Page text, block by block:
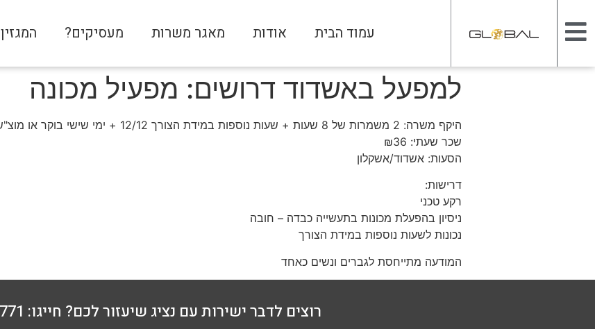
עמוד הבית אודות מאגר משרות מעסיקים? המגזין
למפעל באשדוד דרושים: מפעיל מכונה
היקף משרה: 2 משמרות של 8 שעות + שעות נוספות במידת הצורך 12/12 + ימי שישי בוקר או מוצ"ש במידת הצורך.
שכר שעתי: ₪36
הסעות: אשדוד/אשקלון
דרישות:
רקע טכני
ניסיון בהפעלת מכונות בתעשייה כבדה – חובה
נכונות לשעות נוספות במידת הצורך
המודעה מתייחסת לגברים ונשים כאחד
רוצים לדבר ישירות עם נציג שיעזור לכם? חייגו: 076-5470771